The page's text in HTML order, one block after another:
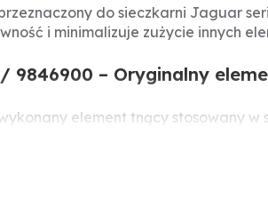
do sieczkarni Jaguar
i minimalizuje zużycie innych
9846900 – Oryginalny
element tnący stosowany
długość sieczki i wysoką